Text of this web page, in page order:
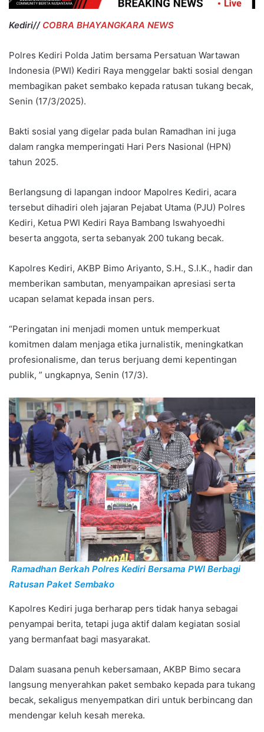
Kediri// COBRA BHAYANGKARA NEWS
Polres Kediri Polda Jatim bersama Persatuan Wartawan
Indonesia (PWI) Kediri Raya menggelar bakti sosial dengan
membagikan paket sembako kepada ratusan tukang becak,
Senin (17/3/2025).
Bakti sosial yang digelar pada bulan Ramadhan ini juga
dalam rangka memperingati Hari Pers Nasional (HPN)
tahun 2025.
Berlangsung di lapangan indoor Mapolres Kediri, acara
tersebut dihadiri oleh jajaran Pejabat Utama (PJU) Polres
Kediri, Ketua PWI Kediri Raya Bambang Iswahyoedhi
beserta anggota, serta sebanyak 200 tukang becak.
Kapolres Kediri, AKBP Bimo Ariyanto, S.H., S.I.K., hadir dan
memberikan sambutan, menyampaikan apresiasi serta
ucapan selamat kepada insan pers.
“Peringatan ini menjadi momen untuk memperkuat
komitmen dalam menjaga etika jurnalistik, meningkatkan
profesionalisme, dan terus berjuang demi kepentingan
publik, ” ungkapnya, Senin (17/3).
Ramadhan Berkah Polres Kediri Bersama PWI Berbagi
Ratusan Paket Sembako
Kapolres Kediri juga berharap pers tidak hanya sebagai
penyampai berita, tetapi juga aktif dalam kegiatan sosial
yang bermanfaat bagi masyarakat.
Dalam suasana penuh kebersamaan, AKBP Bimo secara
langsung menyerahkan paket sembako kepada para tukang
becak, sekaligus menyempatkan diri untuk berbincang dan
mendengar keluh kesah mereka.